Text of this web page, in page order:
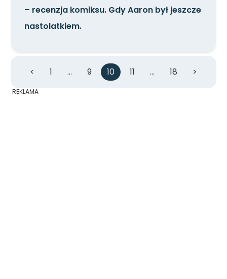
– recenzja komiksu. Gdy Aaron był jeszcze
nastolatkiem.
< 1 … 9 10 11 … 18 >
REKLAMA